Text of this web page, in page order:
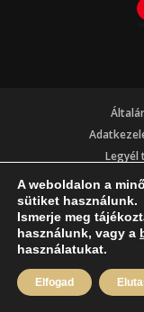
Legyél
A weboldalon a
sütiket használunk.
Ismerje meg
használunk, vagy a
használatukat.
Elfogad